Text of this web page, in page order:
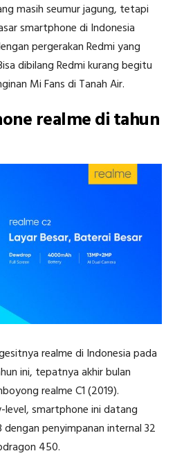
masih seumur jagung, tetapi
smartphone di Indonesia
pergerakan Redmi yang
dibilang Redmi kurang begitu
Mi Fans di Tanah Air.
realme di tahun
realme di Indonesia pada
ini, tepatnya akhir bulan
realme C1 (2019).
smartphone ini datang
penyimpanan internal 32
450.